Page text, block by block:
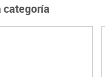
categoría